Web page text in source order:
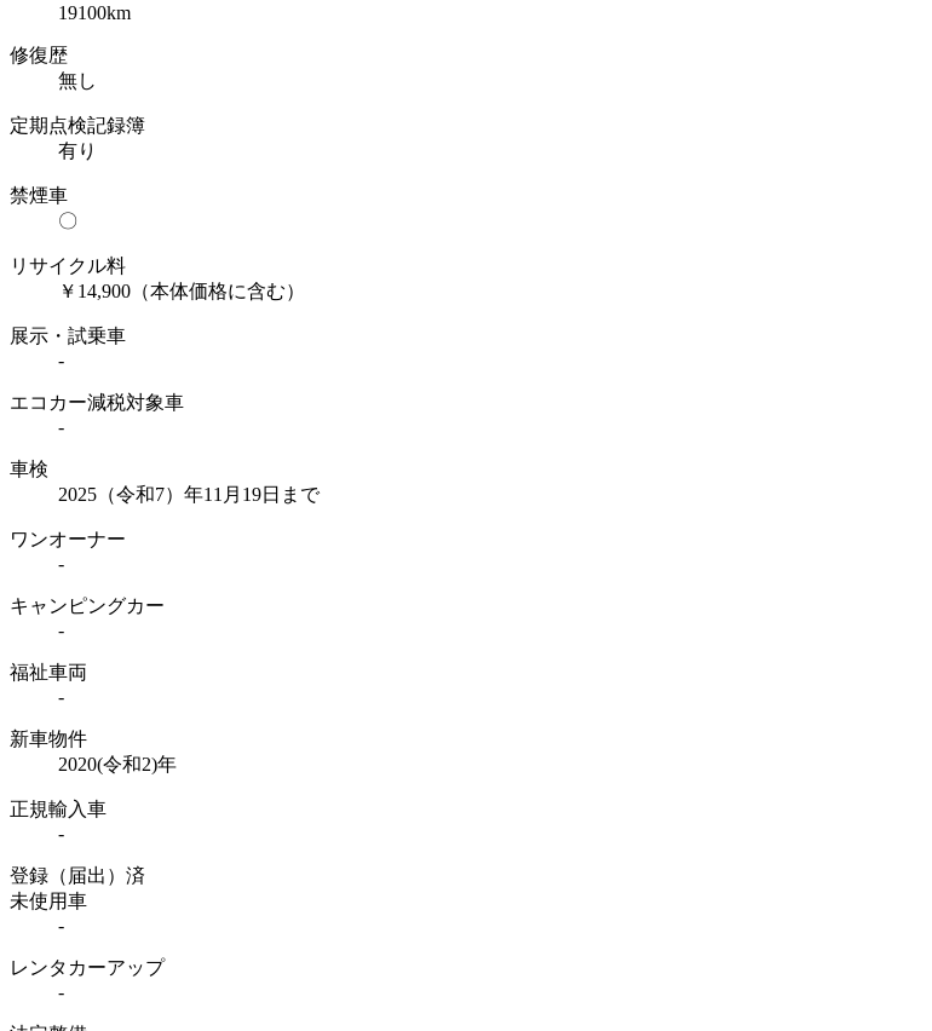
19100km
修復歴
無し
定期点検記録簿
有り
禁煙車
〇
リサイクル料
￥14,900（本体価格に含む）
展示・試乗車
-
エコカー減税対象車
-
車検
2025（令和7）年11月19日まで
ワンオーナー
-
キャンピングカー
-
福祉車両
-
新車物件
2020(令和2)年
正規輸入車
-
登録（届出）済
未使用車
-
レンタカーアップ
-